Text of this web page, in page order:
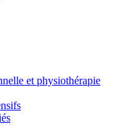
et physiothérapie